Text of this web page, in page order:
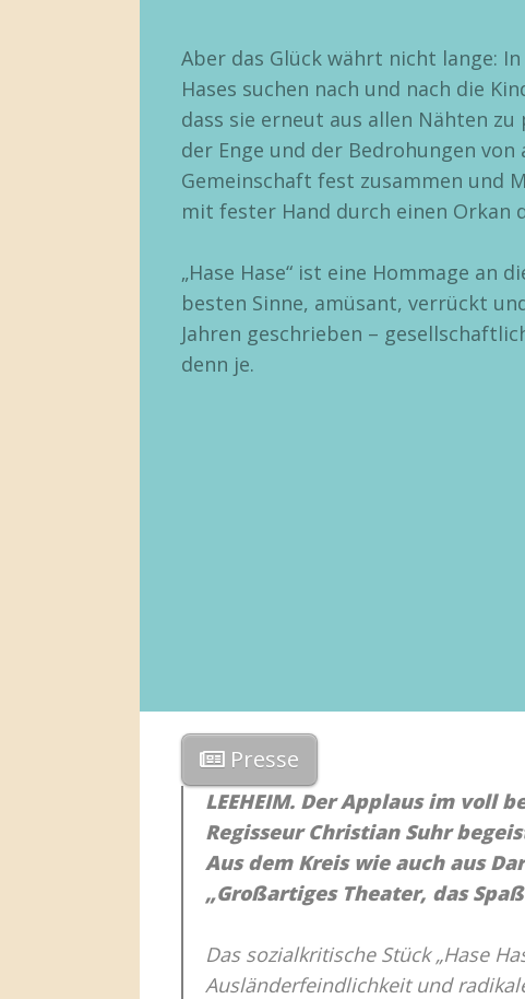
Aber das Glück währt nicht lange:
Hases suchen nach und nach die
dass sie erneut aus allen Nähten
der Enge und der Bedrohungen
Gemeinschaft fest zusammen und
mit fester Hand durch einen Orkan
„Hase Hase“ ist eine Hommage an
besten Sinne, amüsant, verrückt
Jahren geschrieben –
denn je.
Presse
LEEHEIM. Der Applaus im voll
Regisseur Christian Suhr
Aus dem Kreis wie auch aus
„Großartiges Theater, das
Das sozialkritische Stück „Hase
Ausländerfeindlichkeit und